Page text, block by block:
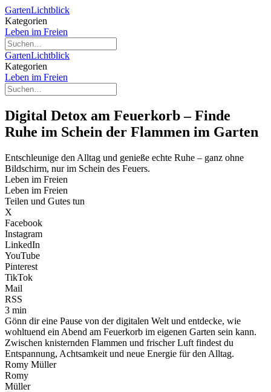
GartenLichtblick
Kategorien
Leben im Freien
GartenLichtblick
Kategorien
Leben im Freien
Digital Detox am Feuerkorb – Finde
Ruhe im Schein der Flammen im Garten
Entschleunige den Alltag und genieße echte Ruhe – ganz ohne
Bildschirm, nur im Schein des Feuers.
Leben im Freien
Leben im Freien
Teilen und Gutes tun
X
Facebook
Instagram
LinkedIn
YouTube
Pinterest
TikTok
Mail
RSS
3 min
Gönn dir eine Pause von der digitalen Welt und entdecke, wie
wohltuend ein Abend am Feuerkorb im eigenen Garten sein kann.
Zwischen knisternden Flammen und frischer Luft findest du
Entspannung, Achtsamkeit und neue Energie für den Alltag.
Romy Müller
Romy
Müller